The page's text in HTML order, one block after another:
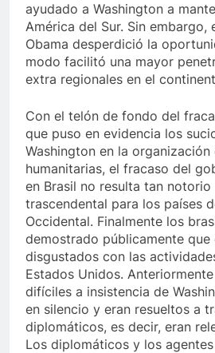
ayudado a Washington a
América del Sur. Sin embargo,
Obama desperdició la
modo facilitó una mayor
extra regionales en el
Con el telón de fondo del
que puso en evidencia los
Washington en la
humanitarias, el fracaso del
en Brasil no resulta tan
trascendental para los países
Occidental. Finalmente los
demostrado públicamente que
disgustados con las
Estados Unidos.
difíciles a insistencia de
en silencio y eran resueltos a
diplomáticos, es decir, eran
Los diplomáticos y los